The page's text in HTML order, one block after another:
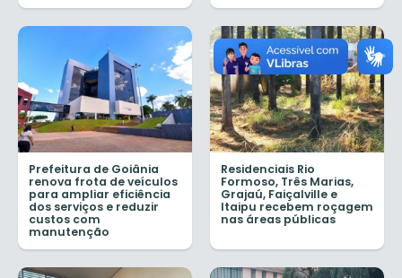
Prefeitura de Goiânia
renova frota de veículos
para ampliar eficiência
dos serviços e reduzir
custos com
manutenção
Residenciais Rio
Formoso, Três Marias,
Grajaú, Faiçalville e
Itaipu recebem roçagem
nas áreas públicas